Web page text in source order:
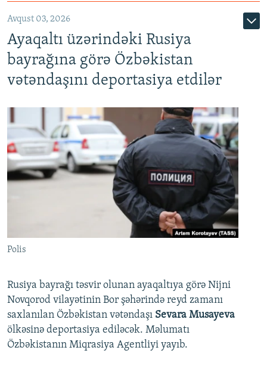
Avqust 03, 2026
Ayaqaltı üzərindəki Rusiya
bayrağına görə Özbəkistan
vətəndaşını deportasiya etdilər
Polis
Rusiya bayrağı təsvir olunan ayaqaltıya görə Nijni
Novqorod vilayətinin Bor şəhərində reyd zamanı
saxlanılan Özbəkistan vətəndaşı Sevara Musayeva
ölkəsinə deportasiya ediləcək. Məlumatı
Özbəkistanın Miqrasiya Agentliyi yayıb.